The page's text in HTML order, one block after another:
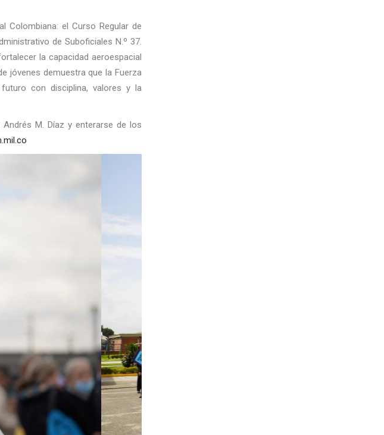
Colombiana: el Curso Regular de
de Suboficiales N.º 37.
la capacidad aeroespacial
jóvenes demuestra que la Fuerza
con disciplina, valores y la
M. Díaz y enterarse de los